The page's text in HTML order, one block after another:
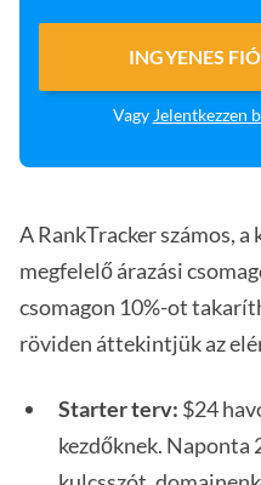
INGYENES
Vagy Jelentkezzen
A RankTracker számos,
megfelelő árazási
csomagon 10%-ot
röviden áttekintjük az
Starter terv: $24
kezdőknek. Naponta